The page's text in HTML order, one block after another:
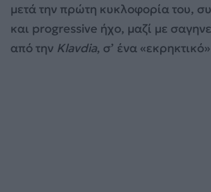
μετά την πρώτη κυκλοφορία του,
και progressive ήχο, μαζί με
από την Klavdia, σ’ ένα